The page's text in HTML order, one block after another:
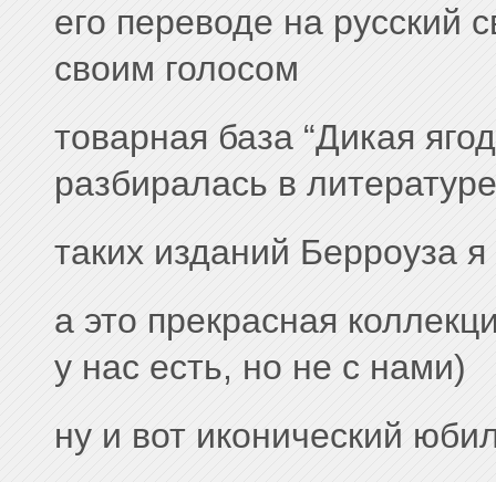
его переводе на русский
своим голосом
товарная база “Дикая
разбиралась в литературе
таких изданий Берроуза
а это прекрасная
у нас есть, но не с нами)
ну и вот иконический